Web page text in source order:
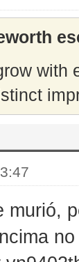
with
murió,